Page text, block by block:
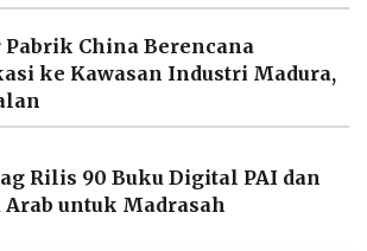
China Berencana
ke Kawasan Industri Madura,
Rilis 90 Buku Digital PAI dan
Arab untuk Madrasah